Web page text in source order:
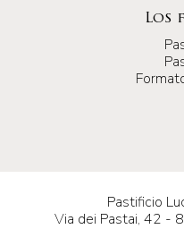
Los
Pastificio
Via dei Pastai, 42 -